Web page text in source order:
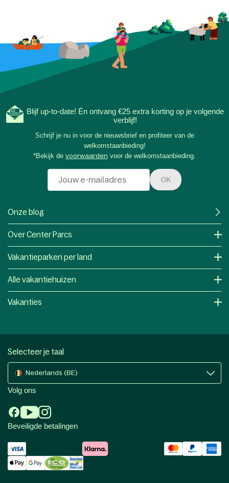
Blijf up-to-date! Én ontvang €25 extra korting op je volgende
verblijf!
Schrijf je nu in voor de nieuwsbrief en profiteer van de
welkomstaanbieding!
*Bekijk de voorwaarden voor de welkomstaanbieding.
OK
Onze blog
Over Center Parcs
Vakantieparken per land
Alle vakantiehuizen
Vakanties
Selecteer je taal
Nederlands (BE)
Volg ons
Beveiligde betalingen